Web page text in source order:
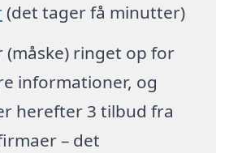
(det tager få minutter)
(måske) ringet op for
informationer, og
herefter 3 tilbud fra
– det